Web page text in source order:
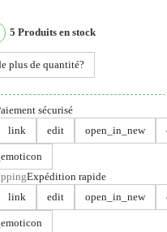
technologies de suivi
navigation sur notre site,
et des publicités
site et pour
préférences
5 Produits en stock
plus de quantité?
sécurisé
link edit open_in_new
Expédition rapide
link edit open_in_new